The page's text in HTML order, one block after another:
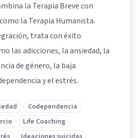
la Terapia Breve con
la Terapia Humanista.
trata con éxito
las adicciones, la ansiedad, la
de género, la baja
y el estrés.
Codependencia
Life Coaching